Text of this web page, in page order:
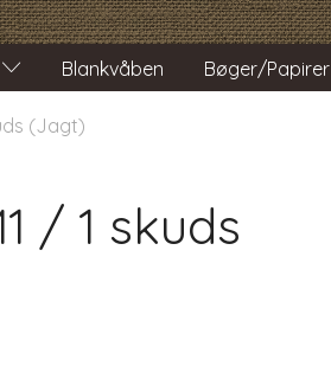
Blankvåben Bøger/Papirer
(Jagt)
/ 1 skuds